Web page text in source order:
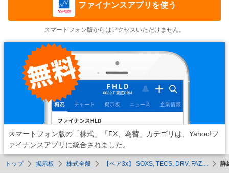
トップ 掲示板 株式全般 【ベア3x】 SOXS, TECS, DRV, FAZ… 詳
ファイナンスアプリを使う
スマートフォン版からはアクセスいただけません。
スマートフォン版の「株式」「FX、為替」カテゴリは、Yahoo!フ
ァイナンスアプリに統合されました。